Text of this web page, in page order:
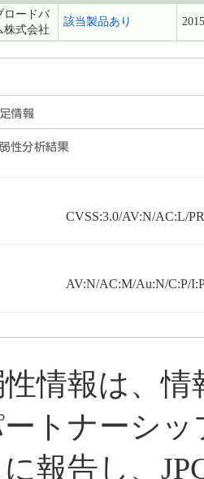
ロードバ
株式会社
該当製品あり
CVSS:3.0/AV:N/AC:L/
AV:N/AC:M/Au:N/C:P/
情報は、
トナーシ
報告し、